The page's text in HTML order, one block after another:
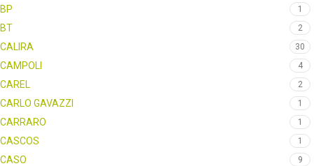
BP 1
BT 2
CALIRA 30
CAMPOLI 4
CAREL 2
CARLO GAVAZZI 1
CARRARO 1
CASCOS 1
CASO 9